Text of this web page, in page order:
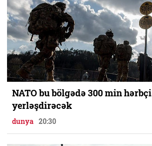
NATO bu bölgədə 300 min hərbçi
yerləşdirəcək
dunya 20:30